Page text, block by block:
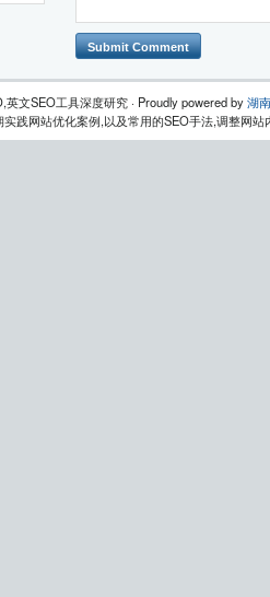
文SEO工具深度研究 · Proudly powered by湖
实践网站优化案例,以及常用的SEO手法,调整网